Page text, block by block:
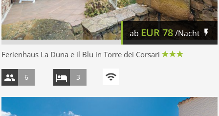
ab EUR78/Nacht
Ferienhaus La Duna e il Blu in Torre dei Corsari
6 3